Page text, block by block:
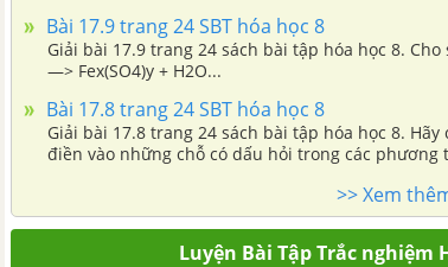
Bài 17.9 trang 24 SBT hóa học 8
Giải bài 17.9 trang 24 sách bài tập hóa học 8.
—> Fex(SO4)y + H2O...
Bài 17.8 trang 24 SBT hóa học 8
Giải bài 17.8 trang 24 sách bài tập hóa học 8.
điền vào những chỗ có dấu hỏi trong các phương
>> Xem
Luyện Bài Tập Trắc nghiệm